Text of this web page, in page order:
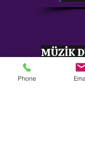
MÜZİK
Phone